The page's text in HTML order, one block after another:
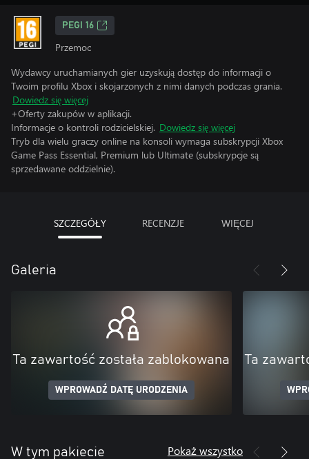
PEGI 16
Przemoc
Wydawcy uruchamianych gier uzyskują dostęp do informacji o
Twoim profilu Xbox i skojarzonych z nimi danych podczas grania.
Dowiedz się więcej
+Oferty zakupów w aplikacji.
Informacje o kontroli rodzicielskiej. Dowiedz się więcej
Tryb dla wielu graczy online na konsoli wymaga subskrypcji Xbox
Game Pass Essential, Premium lub Ultimate (subskrypcje są
sprzedawane oddzielnie).
SZCZEGÓŁY RECENZJE WIĘCEJ
Galeria
Ta zawartość została zablokowana
WPROWADŹ DATĘ URODZENIA
Ta
W tym pakiecie Pokaż wszystko